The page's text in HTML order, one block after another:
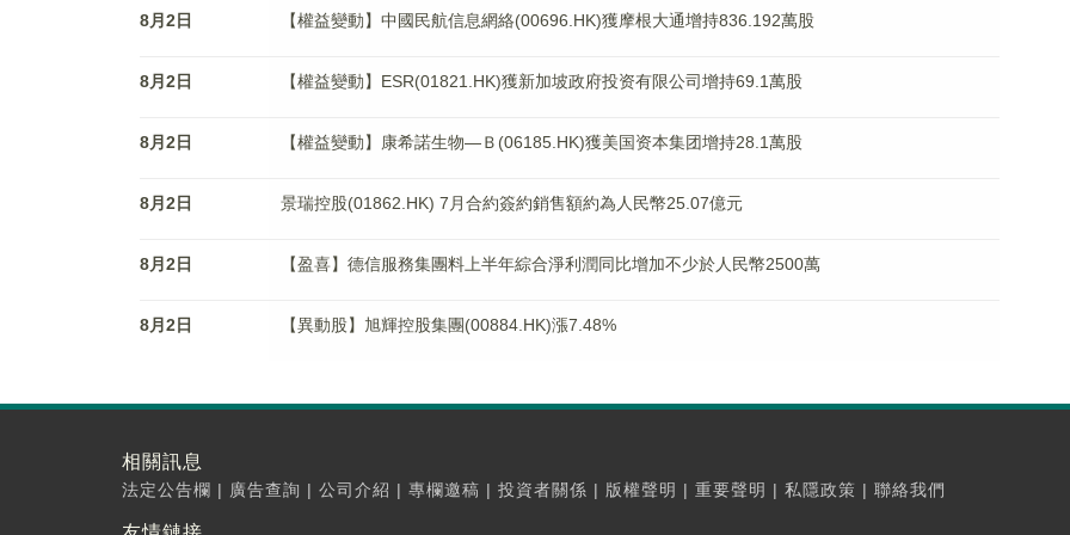
8月2日 【權益變動】中國民航信息網絡(00696.HK)獲摩根大通增持836.192萬股
8月2日 【權益變動】ESR(01821.HK)獲新加坡政府投资有限公司增持69.1萬股
8月2日 【權益變動】康希諾生物—Ｂ(06185.HK)獲美国资本集团增持28.1萬股
8月2日 景瑞控股(01862.HK) 7月合約簽約銷售額約為人民幣25.07億元
8月2日 【盈喜】德信服務集團料上半年綜合淨利潤同比增加不少於人民幣2500萬
8月2日 【異動股】旭輝控股集團(00884.HK)漲7.48%
相關訊息
法定公告欄 | 廣告查詢 | 公司介紹 | 專欄邀稿 | 投資者關係 | 版權聲明 | 重要聲明 | 私隱政策 | 聯絡我們